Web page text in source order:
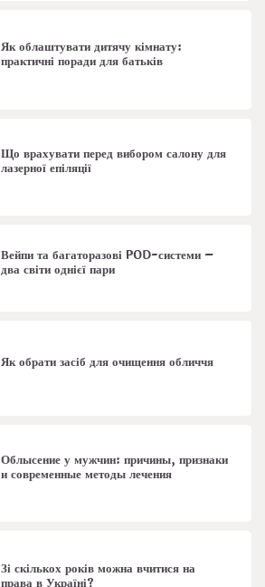
Як облаштувати дитячу кімнату:
практичні поради для батьків
Що врахувати перед вибором салону для
лазерної епіляції
Вейпи та багаторазові POD-системи –
два світи однієї пари
Як обрати засіб для очищення обличчя
Облысение у мужчин: причины, признаки
и современные методы лечения
Зі скількох років можна вчитися на
права в Україні?